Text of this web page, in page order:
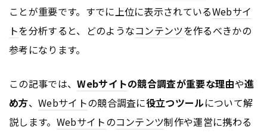
ことが重要です。すでに上位に表示されているWebサイ
トを分析すると、どのようなコンテンツを作るべきかの
参考になります。
この記事では、Webサイトの競合調査が重要な理由や進
め方、 Webサイトの競合調査に役立つツールについて解
説します。 Webサイトのコンテンツ制作や運営に携わる